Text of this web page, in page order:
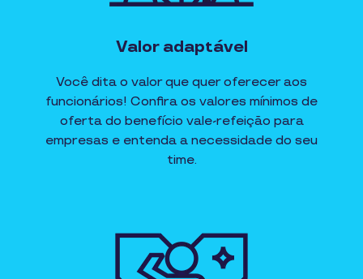
Valor adaptável
Você dita o valor que quer oferecer aos
funcionários! Confira os valores mínimos de
oferta do benefício vale-refeição para
empresas e entenda a necessidade do seu
time.